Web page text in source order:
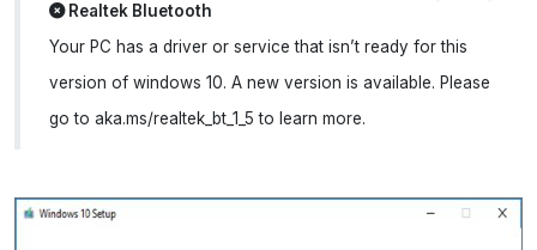
Realtek Bluetooth
Your PC has a driver or service that isn’t ready for this
version of windows 10. A new version is available. Please
go to aka.ms/realtek_bt_1_5 to learn more.